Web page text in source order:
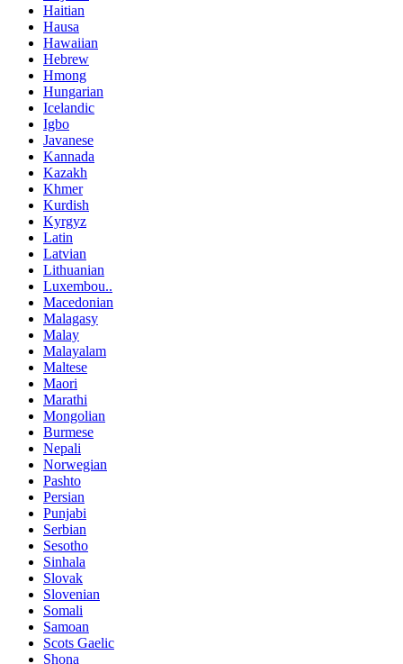
Haitian
Hausa
Hawaiian
Hebrew
Hmong
Hungarian
Icelandic
Igbo
Javanese
Kannada
Kazakh
Khmer
Kurdish
Kyrgyz
Latin
Latvian
Lithuanian
Luxembou..
Macedonian
Malagasy
Malay
Malayalam
Maltese
Maori
Marathi
Mongolian
Burmese
Nepali
Norwegian
Pashto
Persian
Punjabi
Serbian
Sesotho
Sinhala
Slovak
Slovenian
Somali
Samoan
Scots Gaelic
Shona